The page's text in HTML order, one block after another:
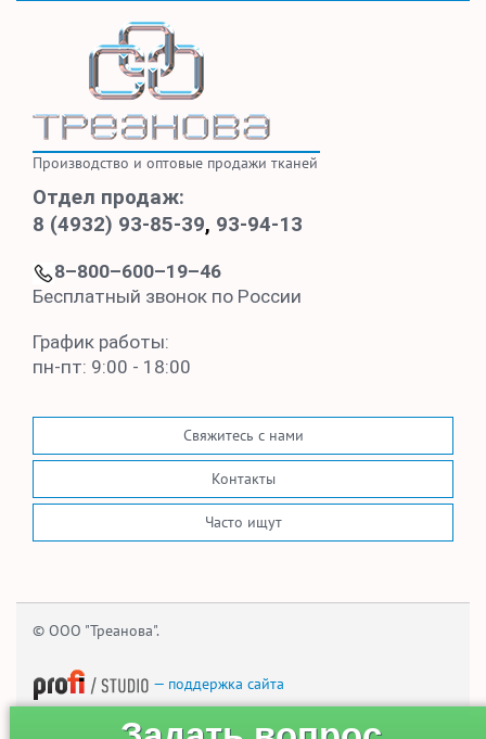
Производство и оптовые продажи тканей
Отдел продаж:
8 (4932) 93-85-39, 93-94-13
8–800–600–19–46
Бесплатный звонок по России
График работы:
пн-пт: 9:00 - 18:00
Свяжитесь с нами
Контакты
Часто ищут
© ООО "Треанова".
— поддержка сайта